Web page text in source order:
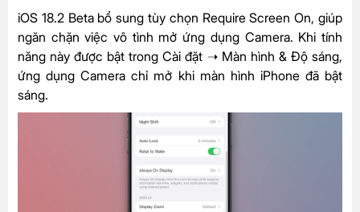
iOS 18.2 Beta bổ sung tùy chọn Require Screen On, giúp
ngăn chặn việc vô tình mở ứng dụng Camera. Khi tính
năng này được bật trong Cài đặt ➝ Màn hình & Độ sáng,
ứng dụng Camera chỉ mở khi màn hình iPhone đã bật
sáng.